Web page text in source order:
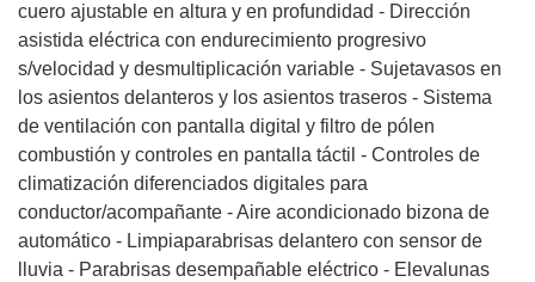
cuero ajustable en altura y en profundidad - Dirección
asistida eléctrica con endurecimiento progresivo
s/velocidad y desmultiplicación variable - Sujetavasos en
los asientos delanteros y los asientos traseros - Sistema
de ventilación con pantalla digital y filtro de pólen
combustión y controles en pantalla táctil - Controles de
climatización diferenciados digitales para
conductor/acompañante - Aire acondicionado bizona de
automático - Limpiaparabrisas delantero con sensor de
lluvia - Parabrisas desempañable eléctrico - Elevalunas